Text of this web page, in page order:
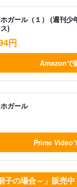
ガール（１） (週刊少
)
円
Amazonで
ガール
Prime Video
子の場合～」販売中